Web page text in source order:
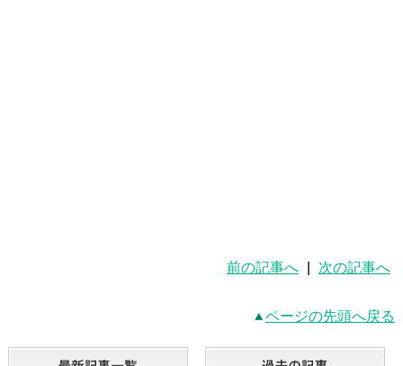
前の記事へ 次の記事へ
ページの先頭へ戻る
最新記事一覧